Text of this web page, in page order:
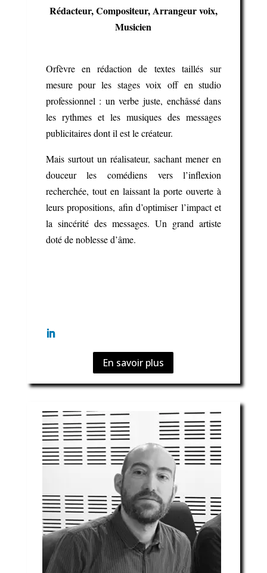
Rédacteur, Compositeur, Arrangeur voix,
Musicien
Orfèvre en rédaction de textes taillés sur
mesure pour les stages voix off en studio
professionnel : un verbe juste, enchâssé dans
les rythmes et les musiques des messages
publicitaires dont il est le créateur.
Mais surtout un réalisateur, sachant mener en
douceur les comédiens vers l’inflexion
recherchée, tout en laissant la porte ouverte à
leurs propositions, afin d’optimiser l’impact et
la sincérité des messages. Un grand artiste
doté de noblesse d’âme.
En savoir plus